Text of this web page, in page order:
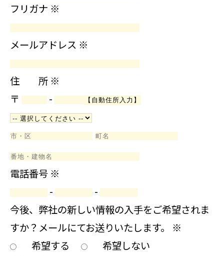
フリガナ ※
メールアドレス ※
住 所 ※
〒
-
電話番号 ※
-
-
今後、弊社の新しい情報の入手をご希望されま
すか？メールにてお送りいたします。 ※
希望する
希望しない